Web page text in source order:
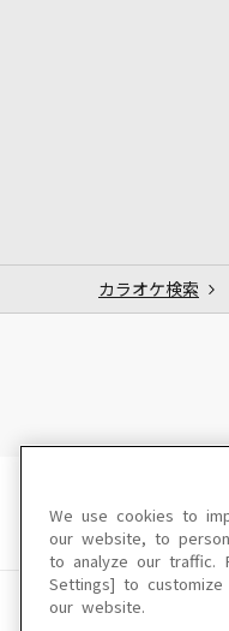
カラオケ検索
We use cookies to
our website, to
to analyze our traffic.
Settings] to
our website.